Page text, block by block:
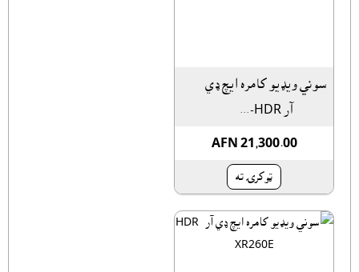
سوني ويډيو کامره ايچ ډي
آر HDR-...
AFN 21,300.00
ټوکرۍ ته